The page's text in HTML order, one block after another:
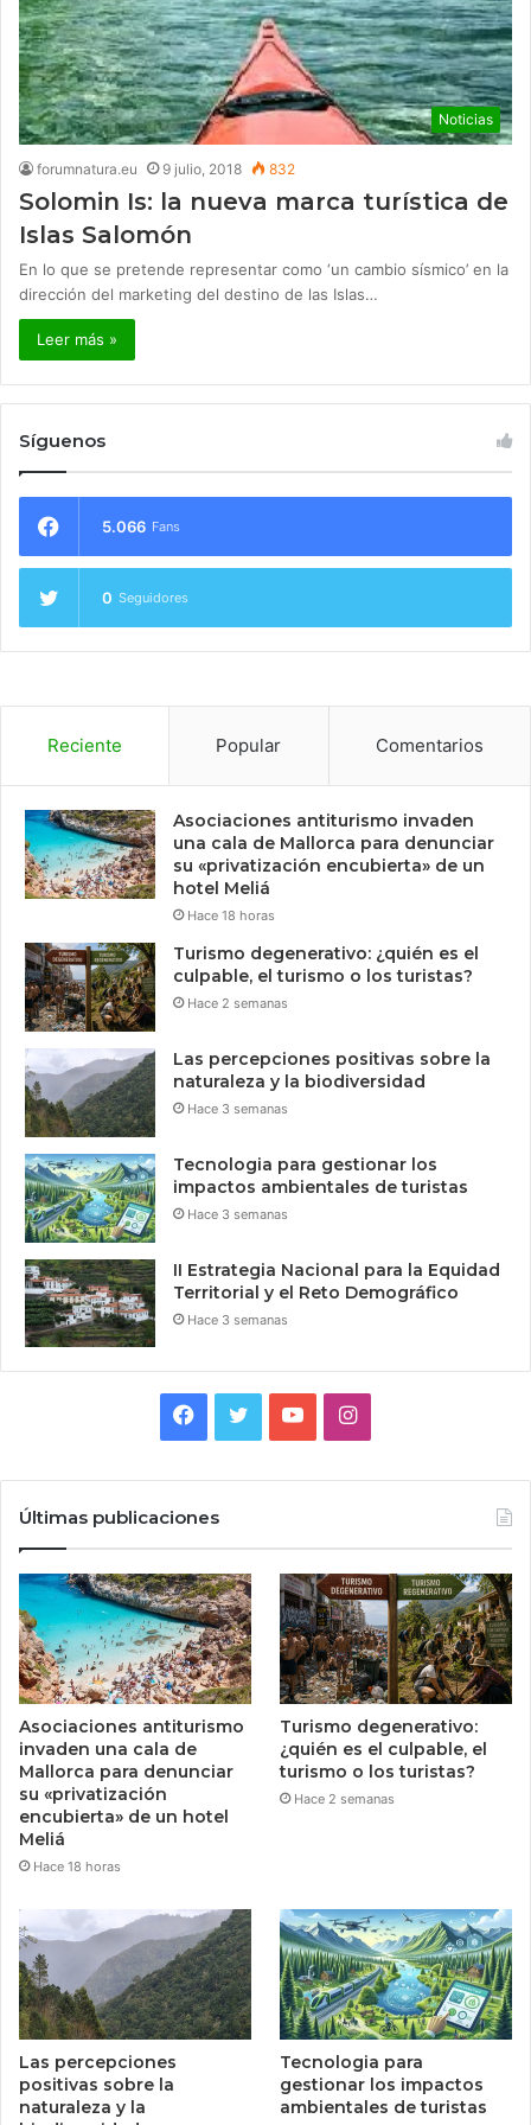
Noticias
forumnatura.eu 9 julio, 2018 832
Solomin Is: la nueva marca turística de
Islas Salomón
En lo que se pretende representar como ‘un cambio sísmico’ en la
dirección del marketing del destino de las Islas…
Leer más »
Síguenos
5.066 Fans
0 Seguidores
Reciente Popular Comentarios
Asociaciones antiturismo invaden
una cala de Mallorca para denunciar
su «privatización encubierta» de un
hotel Meliá
Hace 18 horas
Turismo degenerativo: ¿quién es el
culpable, el turismo o los turistas?
Hace 2 semanas
Las percepciones positivas sobre la
naturaleza y la biodiversidad
Hace 3 semanas
Tecnologia para gestionar los
impactos ambientales de turistas
Hace 3 semanas
II Estrategia Nacional para la Equidad
Territorial y el Reto Demográfico
Hace 3 semanas
Facebook
TwitterYouTubeInstagram
Últimas publicaciones
Asociaciones antiturismo
invaden una cala de
Mallorca para denunciar
su «privatización
encubierta» de un hotel
Meliá
Hace 18 horas
Turismo degenerativo:
¿quién es el culpable, el
turismo o los turistas?
Hace 2 semanas
Las percepciones
positivas sobre la
naturaleza y la
Tecnologia para
gestionar los impactos
ambientales de turistas